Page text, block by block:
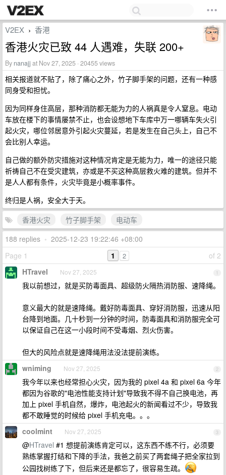
V2EX › 香港
香港火灾已致 44 人遇难，失联 200+
By nanajj at Nov 27, 2025 · 20455 views
相关报道就不贴了，除了痛心之外，竹子脚手架的问题，还有一种感
同身受和担忧。
因为同样身住高层，那种消防都无能为力的人祸真是令人窒息。电动
车放在楼下的事情屡禁不止，也会设想地下车库中万一哪辆车失火引
起火灾，哪位邻居意外引起火灾蔓延，若是发生在自己头上，自己不
会比别人幸运。
自己做的额外防灾措施对这种情况肯定是无能为力，唯一的途径只能
祈祷自己不在受灾建筑，亦或是不买这种高层救火难的建筑。但并不
是人人都有条件，火灾毕竟是小概率事件。
终归是人祸，安全大于天。
香港火灾
竹子脚手架
电动车
188 replies • 2025-12-23 19:22:46 +08:00
Page 1
of 2
1 2
1
HTravel Nov 27, 2025
我以前想过，就是买防毒面具、超级防火隔热消防服、速降绳。
意义最大的就是速降绳。戴好防毒面具、穿好消防服，迅速从阳
台降到地面。几十秒到一分钟的时间，防毒面具和消防服完全可
以保证自己在这一小段时间不受毒烟、烈火伤害。
但大的风险点就是速降绳用法没法提前演练。
2
wniming Nov 27, 2025
我今年以来也经常担心火灾，因为我的 pixel 4a 和 pixel 6a 今年
都因为谷歌的"电池性能支持计划"导致我不得不自己换电池，再
加上 pixel 手机自然，爆炸，电池起火的新闻看过不少，导致我
都不敢睡觉的时候给 pixel 手机充电。。。
3
coolmint Nov 27, 2025
@HTravel #1 想提前演练肯定可以，这东西不练不行，必须要
熟练掌握打结和下降的手法，我爸之前买了两套绳子把全家拉到
公园找树练了下，但后来还是都忘了，很容易生疏。